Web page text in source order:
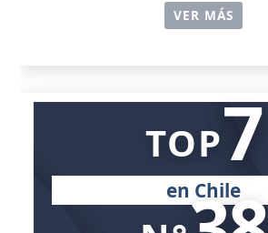
VER MÁS
TOP7
en Chile